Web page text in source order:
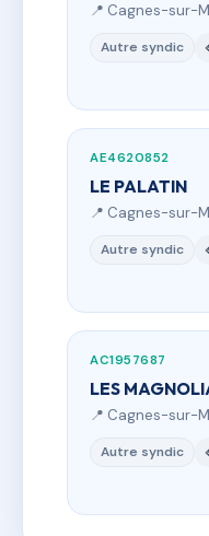
📍 Cagnes-sur-
Autre syndic
AE4620852
LE PALATIN
📍 Cagnes-sur-
Autre syndic
AC1957687
LES
📍 Cagnes-sur-
Autre syndic